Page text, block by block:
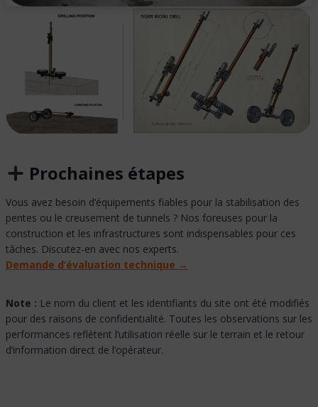
Prochaines étapes
Vous avez besoin d’équipements fiables pour la stabilisation des
pentes ou le creusement de tunnels ? Nos foreuses pour la
construction et les infrastructures sont indispensables pour ces
tâches. Discutez-en avec nos experts.
Demande d’évaluation technique →
Note : Le nom du client et les identifiants du site ont été modifiés
pour des raisons de confidentialité. Toutes les observations sur les
performances reflètent l’utilisation réelle sur le terrain et le retour
d’information direct de l’opérateur.